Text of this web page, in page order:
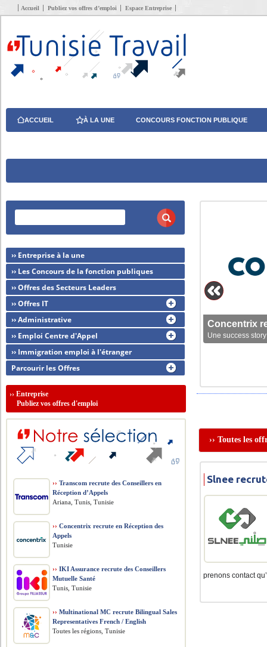
Accueil Publiez vos offres d’emploi Espace Entreprise
ACCUEIL À LA UNE CONCOURS FONCTION PUBLIQUE
Concentrix
Une success
›› Toutes les
Slnee
prenons contact
›› Entreprise à la une
›› Les Concours de la fonction publiques
›› Offres des Secteurs Leaders
›› Offres IT
›› Administrative
›› Emploi Centre d'Appel
›› Immigration emploi à l'étranger
Parcourir les Offres
››Entreprise
Publiez vos offres d'emploi
›› Transcom recrute des Conseillers en
Réception d’Appels
Ariana, Tunis, Tunisie
›› Concentrix recrute en Réception des
Appels
Tunisie
›› IKI Assurance recrute des Conseillers
Mutuelle Santé
Tunis, Tunisie
›› Multinational MC recrute Bilingual Sales
Representatives French / English
Toutes les régions, Tunisie